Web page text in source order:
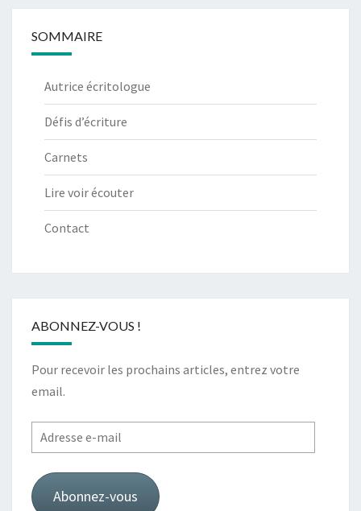
SOMMAIRE
Autrice écritologue
Défis d’écriture
Carnets
Lire voir écouter
Contact
ABONNEZ-VOUS !
Pour recevoir les prochains articles, entrez votre
email.
Adresse
e-
mail
Abonnez-vous